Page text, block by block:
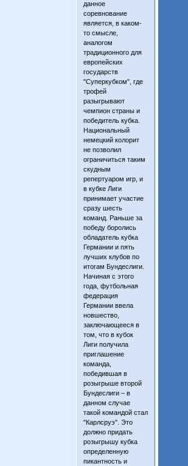
данное
соревнование
является, в каком-
то смысле,
аналогом
традиционного для
европейских
государств
"Суперкубком", где
трофей
разыгрывают
чемпион страны и
победитель кубка.
Национальный
немецкий колорит
не позволил
ограничиться таким
скудным
репертуаром игр, и
в кубке Лиги
принимает участие
сразу шесть
команд. Раньше за
победу боролись
обладатель кубка
Германии и пять
лучших клубов по
итогам Бундеслиги.
Начиная с этого
года, футбольная
федерация
Германии ввела
новшество,
заключающееся в
том, что в кубок
Лиги получила
приглашение
команда,
победившая в
розыгрыше второй
Бундеслиги – в
данном случае
такой командой стал
"Карлсруэ". Это
должно придать
розыгрышу кубка
определенную
пикантность и